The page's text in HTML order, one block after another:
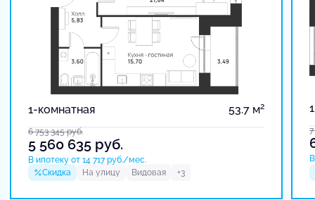
1-комнатная 53.7 м2
6 753 345руб.
5 560 635 руб.
В ипотеку от 14 717 руб./мес.
Скидка
На улицу Видовая +3